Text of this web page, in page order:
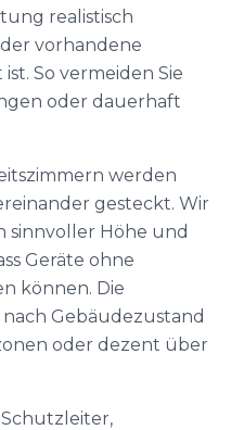
realistisch
vorhandene
So vermeiden Sie
oder dauerhaft
werden
gesteckt. Wir
sinnvoller Höhe und
Geräte ohne
können. Die
Gebäudezustand
oder dezent über
Schutzleiter,